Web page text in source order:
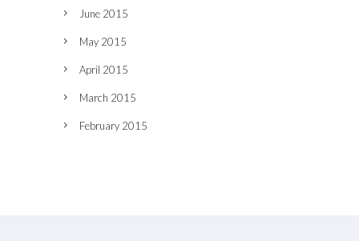
June 2015
May 2015
April 2015
March 2015
February 2015